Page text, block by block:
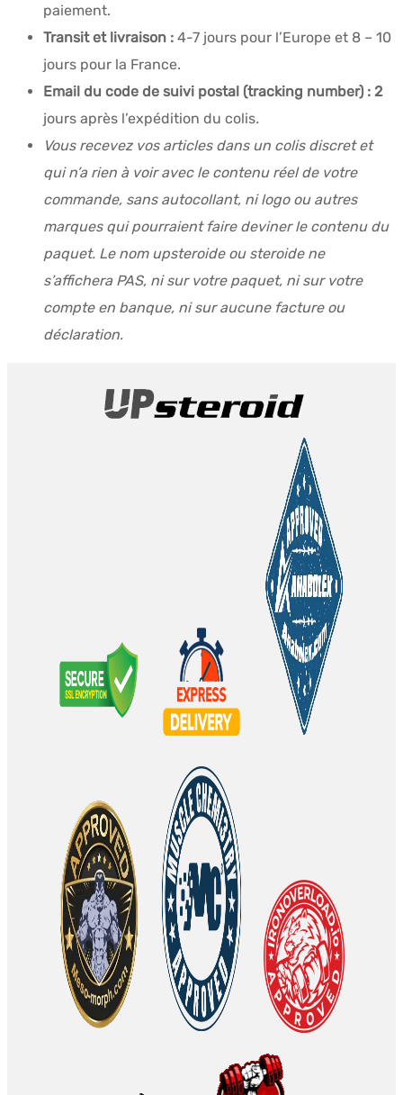
paiement.
Transit et livraison : 4-7 jours pour l’Europe et 8 – 10
jours pour la France.
Email du code de suivi postal (tracking number) : 2
jours après l’expédition du colis.
Vous recevez vos articles dans un colis discret et
qui n’a rien à voir avec le contenu réel de votre
commande, sans autocollant, ni logo ou autres
marques qui pourraient faire deviner le contenu du
paquet. Le nom upsteroide ou steroide ne
s’affichera PAS, ni sur votre paquet, ni sur votre
compte en banque, ni sur aucune facture ou
déclaration.